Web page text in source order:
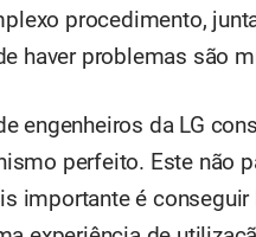
procedimento,
haver problemas são
engenheiros da LG
perfeito. Este não
importante é